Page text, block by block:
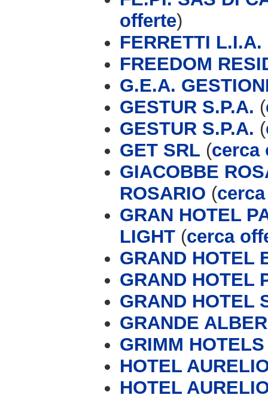
offerte)
FERRETTI L.I.A.
FREEDOM
G.E.A.
GESTUR S.P.A. (
GESTUR S.P.A. (
GET SRL (cerca
GIACOBBE
ROSARIO (
GRAN HOTEL
LIGHT (cerca
GRAND HOTEL
GRAND HOTEL
GRAND HOTEL
GRANDE
GRIMM
HOTEL
HOTEL